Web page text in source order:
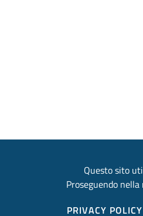
Questo sito
Proseguendo
PRIVACY POLICY